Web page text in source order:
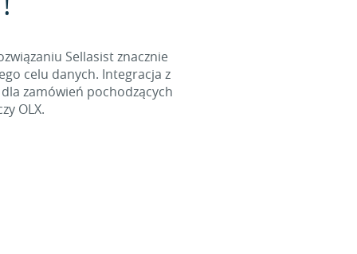
Sellasist znacznie
celu danych. Integracja z
zamówień pochodzących
OLX.